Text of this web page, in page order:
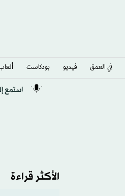
في العمق فيديو بودكاست
استمع
الأكثر قراءة